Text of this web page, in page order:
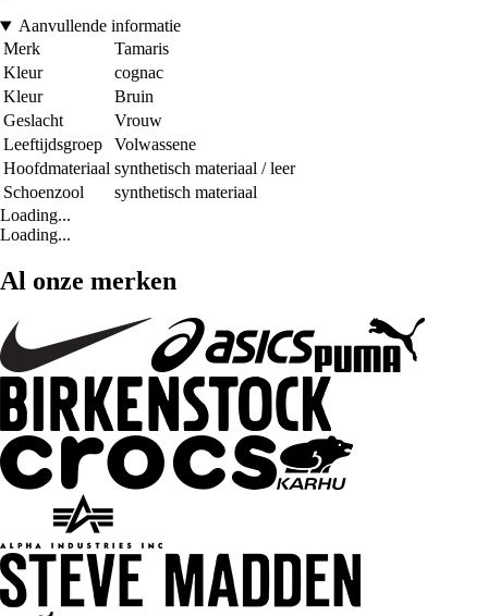
Aanvullende informatie
Merk
Tamaris
Kleur
cognac
Kleur
Bruin
Geslacht
Vrouw
Leeftijdsgroep
Volwassene
Hoofdmateriaal synthetisch materiaal / leer
Schoenzool
synthetisch materiaal
Loading...
Loading...
Al onze merken